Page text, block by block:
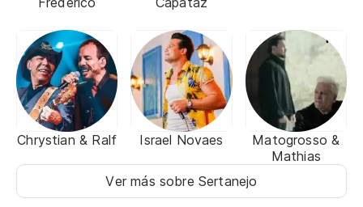
Chrystian & Ralf Israel Novaes
Matogrosso &
Mathias
Ver más sobre Sertanejo